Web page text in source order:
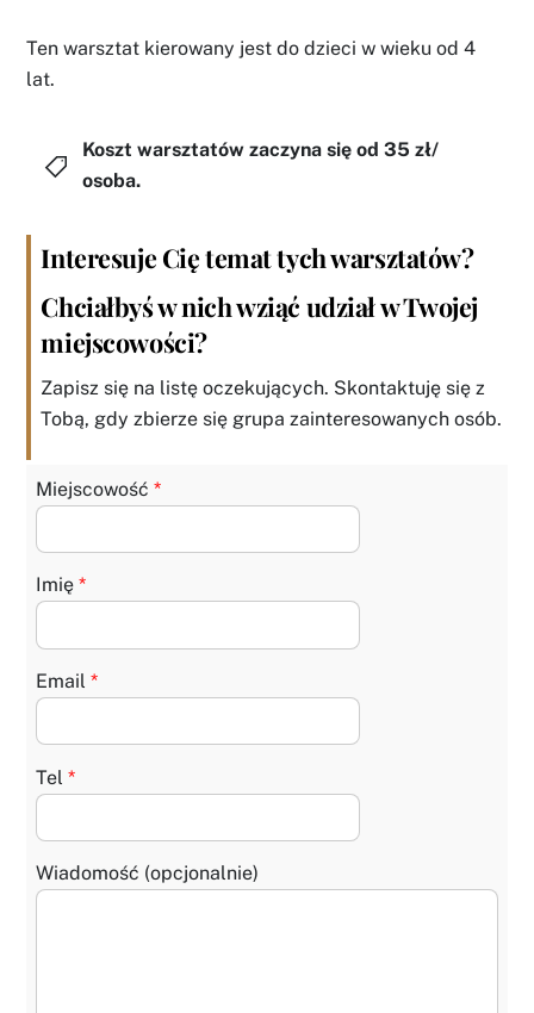
Ten warsztat kierowany jest do dzieci w wieku od 4
lat.
Koszt warsztatów zaczyna się od 35 zł/
osoba.
Interesuje Cię temat tych warsztatów?
Chciałbyś w nich wziąć udział w Twojej
miejscowości?
Zapisz się na listę oczekujących. Skontaktuję się z
Tobą, gdy zbierze się grupa zainteresowanych osób.
Miejscowość*
Imię*
Email*
Tel*
Wiadomość (opcjonalnie)